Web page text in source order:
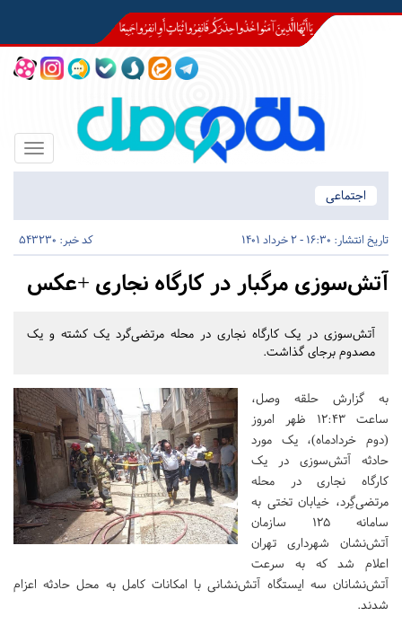
Toggle
اجتماعی
تاریخ انتشار: 16:30 - 2 خرداد 1401 کد خبر: 543230
آتش‌سوزی مرگبار در کارگاه نجاری +عکس
آتش‌سوزی در یک کارگاه نجاری در محله مرتضی‌گرد یک کشته و یک
مصدوم برجای گذاشت.
به گزارش حلقه وصل،
ساعت ۱۲:۴۳ ظهر امروز
(دوم خردادماه)، یک مورد
حادثه آتش‌سوزی در یک
کارگاه نجاری در محله
مرتضی‌گِرد، خیابان تختی به
سامانه ۱۲۵ سازمان
آتش‌نشان شهرداری تهران
اعلام شد که به سرعت
آتش‌نشانان سه ایستگاه آتش‌نشانی با امکانات کامل به محل حادثه اعزام
شدند.